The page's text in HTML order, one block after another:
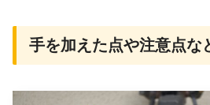
手を加えた点や注意点な